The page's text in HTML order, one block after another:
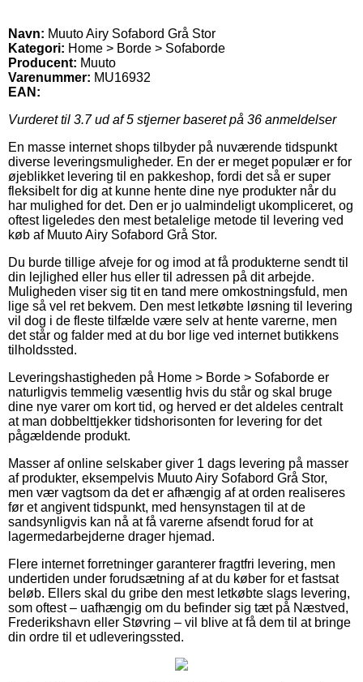
Navn: Muuto Airy Sofabord Grå Stor
Kategori: Home > Borde > Sofaborde
Producent: Muuto
Varenummer: MU16932
EAN:
Vurderet til 3.7ud af 5 stjerner baseret på 36 anmeldelser
En masse internet shops tilbyder på nuværende tidspunkt
diverse leveringsmuligheder. En der er meget populær er for
øjeblikket levering til en pakkeshop, fordi det så er super
fleksibelt for dig at kunne hente dine nye produkter når du
har mulighed for det. Den er jo ualmindeligt ukompliceret, og
oftest ligeledes den mest betalelige metode til levering ved
køb af Muuto Airy Sofabord Grå Stor.
Du burde tillige afveje for og imod at få produkterne sendt til
din lejlighed eller hus eller til adressen på dit arbejde.
Muligheden viser sig tit en tand mere omkostningsfuld, men
lige så vel ret bekvem. Den mest letkøbte løsning til levering
vil dog i de fleste tilfælde være selv at hente varerne, men
det står og falder med at du bor lige ved internet butikkens
tilholdssted.
Leveringshastigheden på Home > Borde > Sofaborde er
naturligvis temmelig væsentlig hvis du står og skal bruge
dine nye varer om kort tid, og herved er det aldeles centralt
at man dobbelttjekker tidshorisonten for levering for det
pågældende produkt.
Masser af online selskaber giver 1 dags levering på masser
af produkter, eksempelvis Muuto Airy Sofabord Grå Stor,
men vær vagtsom da det er afhængig af at orden realiseres
før et angivent tidspunkt, med hensynstagen til at de
sandsynligvis kan nå at få varerne afsendt forud for at
lagermedarbejderne drager hjemad.
Flere internet forretninger garanterer fragtfri levering, men
undertiden under forudsætning af at du køber for et fastsat
beløb. Ellers skal du gribe den mest letkøbte slags levering,
som oftest – uafhængig om du befinder sig tæt på Næstved,
Frederikshavn eller Støvring – vil blive at få dem til at bringe
din ordre til et udleveringssted.